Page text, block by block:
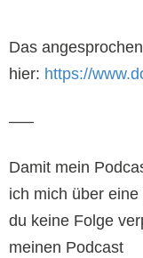
Das
hier: https://
—–
Damit mein
ich mich über
du keine Folge
meinen Podcast